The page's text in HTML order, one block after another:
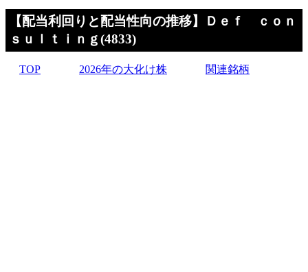
【配当利回りと配当性向の推移】Ｄｅｆ ｃｏｎ
ｓｕｌｔｉｎｇ(4833)
TOP 2026年の大化け株 関連銘柄